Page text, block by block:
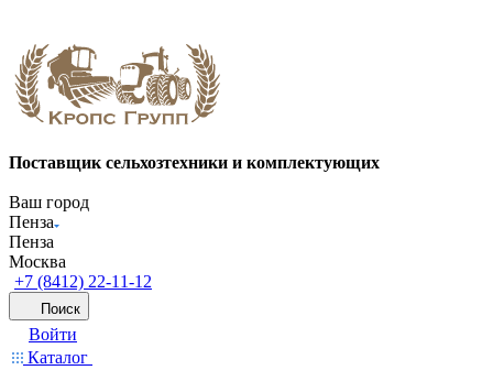
Поставщик сельхозтехники и комплектующих
Ваш город
Пенза
Пенза
Москва
+7 (8412) 22-11-12
Поиск
Войти
Каталог